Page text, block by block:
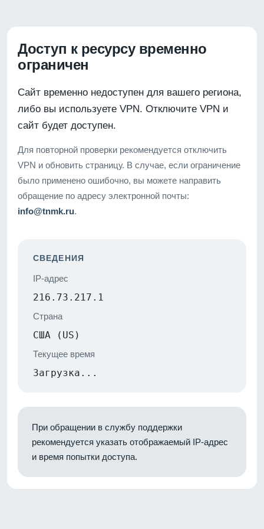
Доступ к ресурсу временно
ограничен
Сайт временно недоступен для вашего региона,
либо вы используете VPN. Отключите VPN и
сайт будет доступен.
Для повторной проверки рекомендуется отключить
VPN и обновить страницу. В случае, если ограничение
было применено ошибочно, вы можете направить
обращение по адресу электронной почты:
info@tnmk.ru.
СВЕДЕНИЯ
IP-адрес
216.73.217.1
Страна
США (US)
Текущее время
Загрузка...
При обращении в службу поддержки
рекомендуется указать отображаемый IP-адрес
и время попытки доступа.